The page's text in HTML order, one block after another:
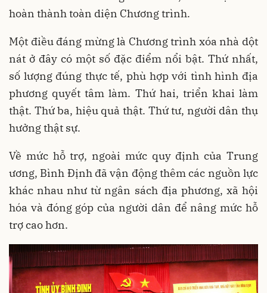
hoàn thành toàn diện Chương trình.
Một điều đáng mừng là Chương trình xóa nhà dột
nát ở đây có một số đặc điểm nổi bật. Thứ nhất,
số lượng đúng thực tế, phù hợp với tình hình địa
phương quyết tâm làm. Thứ hai, triển khai làm
thật. Thứ ba, hiệu quả thật. Thứ tư, người dân thụ
hưởng thật sự.
Về mức hỗ trợ, ngoài mức quy định của Trung
ương, Bình Định đã vận động thêm các nguồn lực
khác nhau như từ ngân sách địa phương, xã hội
hóa và đóng góp của người dân để nâng mức hỗ
trợ cao hơn.